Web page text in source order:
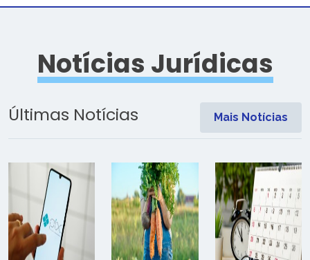
Notícias Jurídicas
Últimas Notícias Mais Notícias